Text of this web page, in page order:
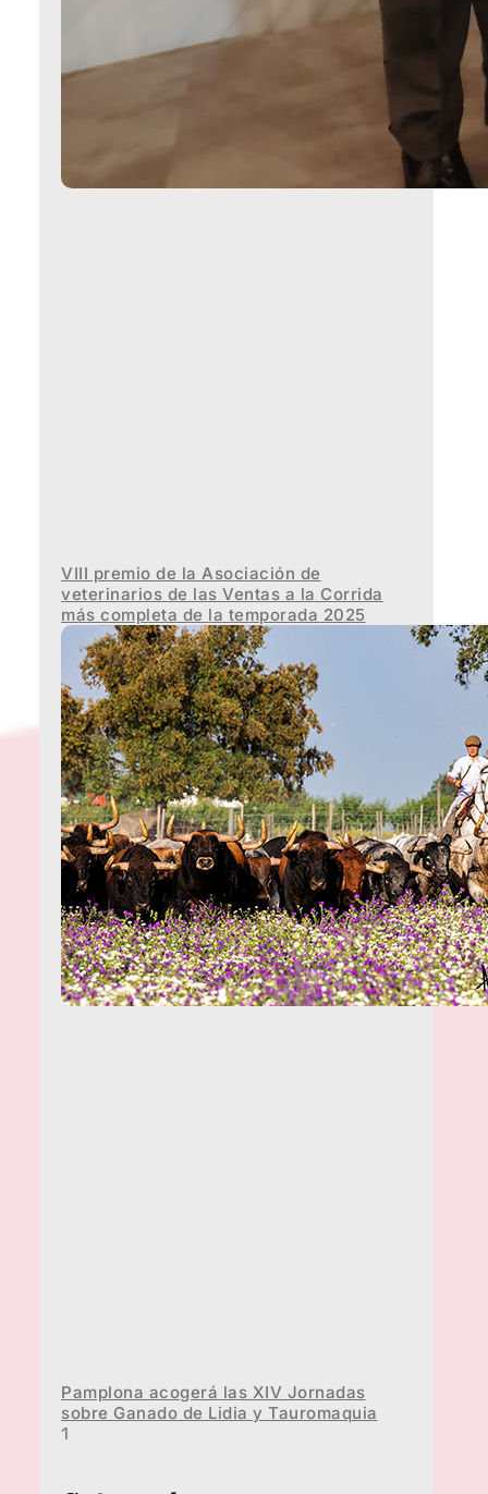
VIII premio de la Asociación de
veterinarios de las Ventas a la Corrida
más completa de la temporada 2025
Pamplona acogerá las XIV Jornadas
sobre Ganado de Lidia y Tauromaquia